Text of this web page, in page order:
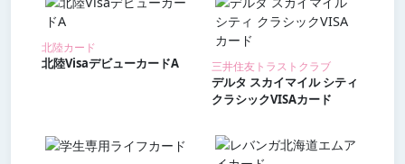
北陸カード
北陸VisaデビューカードA 三井住友トラストクラブ
デルタ スカイマイル シティ
クラシックVISAカード